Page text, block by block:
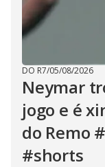
DO R7/05/08/2026
Neymar
jogo e é
do Remo
#shorts